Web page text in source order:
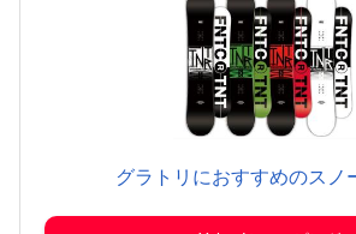
グラトリにおすすめのスノ